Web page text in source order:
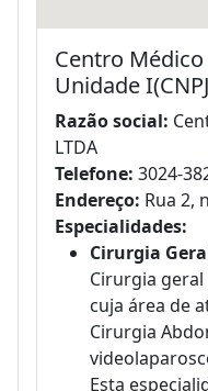
Centro
Unidade
Razão social:
LTDA
Telefone: 3024-
Endereço: Rua 2,
Especialidades:
Cirurgia
Cirurgia geral
cuja área de
Cirurgia
Esta